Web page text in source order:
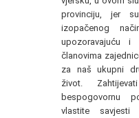
provinciju, jer
izopačenog
upozoravajuću i
članovima
za naš ukupni
život.
bespogovornu
vlastite